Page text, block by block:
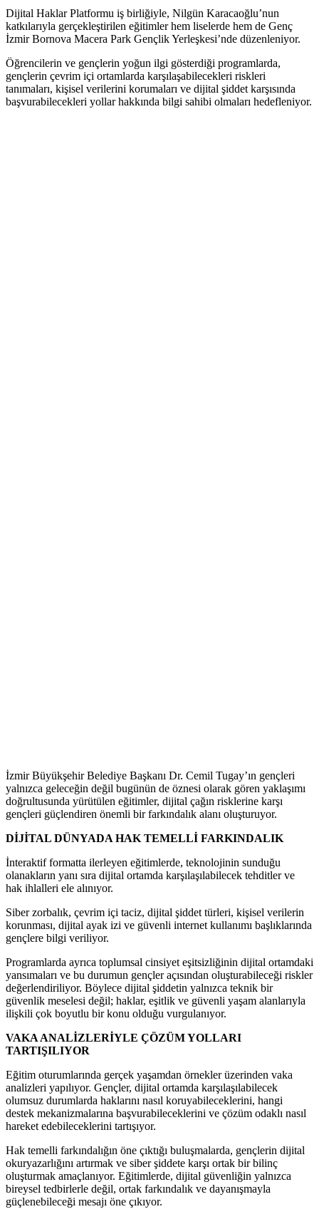
Dijital Haklar Platformu iş birliğiyle, Nilgün Karacaoğlu’nun
katkılarıyla gerçekleştirilen eğitimler hem liselerde hem de Genç
İzmir Bornova Macera Park Gençlik Yerleşkesi’nde düzenleniyor.
Öğrencilerin ve gençlerin yoğun ilgi gösterdiği programlarda,
gençlerin çevrim içi ortamlarda karşılaşabilecekleri riskleri
tanımaları, kişisel verilerini korumaları ve dijital şiddet karşısında
başvurabilecekleri yollar hakkında bilgi sahibi olmaları hedefleniyor.
İzmir Büyükşehir Belediye Başkanı Dr. Cemil Tugay’ın gençleri
yalnızca geleceğin değil bugünün de öznesi olarak gören yaklaşımı
doğrultusunda yürütülen eğitimler, dijital çağın risklerine karşı
gençleri güçlendiren önemli bir farkındalık alanı oluşturuyor.
DİJİTAL DÜNYADA HAK TEMELLİ FARKINDALIK
İnteraktif formatta ilerleyen eğitimlerde, teknolojinin sunduğu
olanakların yanı sıra dijital ortamda karşılaşılabilecek tehditler ve
hak ihlalleri ele alınıyor.
Siber zorbalık, çevrim içi taciz, dijital şiddet türleri, kişisel verilerin
korunması, dijital ayak izi ve güvenli internet kullanımı başlıklarında
gençlere bilgi veriliyor.
Programlarda ayrıca toplumsal cinsiyet eşitsizliğinin dijital ortamdaki
yansımaları ve bu durumun gençler açısından oluşturabileceği riskler
değerlendiriliyor. Böylece dijital şiddetin yalnızca teknik bir
güvenlik meselesi değil; haklar, eşitlik ve güvenli yaşam alanlarıyla
ilişkili çok boyutlu bir konu olduğu vurgulanıyor.
VAKA ANALİZLERİYLE ÇÖZÜM YOLLARI
TARTIŞILIYOR
Eğitim oturumlarında gerçek yaşamdan örnekler üzerinden vaka
analizleri yapılıyor. Gençler, dijital ortamda karşılaşılabilecek
olumsuz durumlarda haklarını nasıl koruyabileceklerini, hangi
destek mekanizmalarına başvurabileceklerini ve çözüm odaklı nasıl
hareket edebileceklerini tartışıyor.
Hak temelli farkındalığın öne çıktığı buluşmalarda, gençlerin dijital
okuryazarlığını artırmak ve siber şiddete karşı ortak bir bilinç
oluşturmak amaçlanıyor. Eğitimlerde, dijital güvenliğin yalnızca
bireysel tedbirlerle değil, ortak farkındalık ve dayanışmayla
güçlenebileceği mesajı öne çıkıyor.